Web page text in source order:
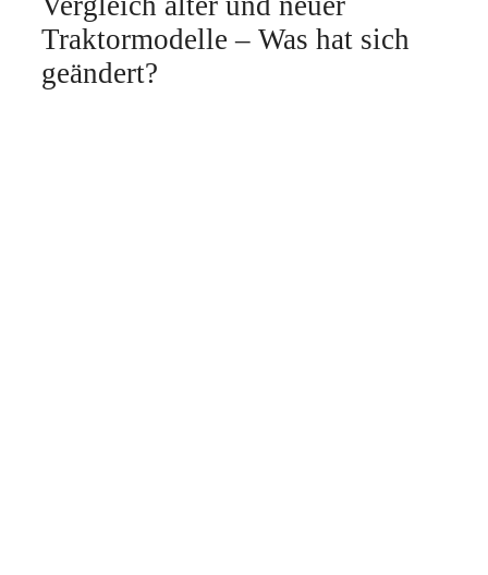
Traktormodelle – Was hat sich
geändert?